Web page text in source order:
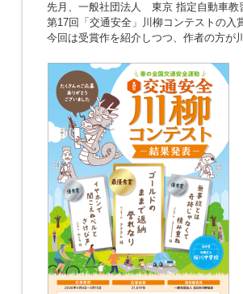
先月、一般社団法人 東京 指定自動車教
第17回「交通安全」川柳コンテストの入
今回は受賞作を紹介しつつ、作者の方が